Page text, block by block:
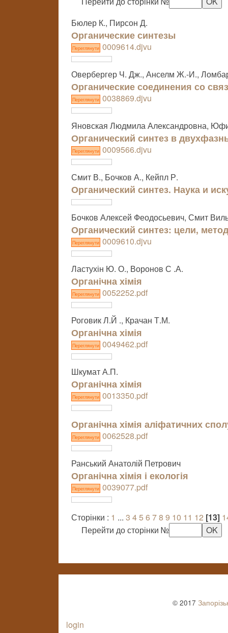
Бюлер К., Пирсон Д.
Органические синтезы
Переглянути 0009614.djvu
Овербергер Ч. Дж., Анселм Ж.-И.,
Органические соединения со
Переглянути 0038869.djvu
Яновская Людмила Александровна,
Органический синтез в
Переглянути 0009566.djvu
Смит В., Бочков А., Кейпл Р.
Органический синтез. Наука и
Бочков Алексей Феодосьевич, Смит
Органический синтез: цели,
Переглянути 0009610.djvu
Ластухін Ю. О., Воронов С .А.
Органічна хімія
Переглянути 0052252.pdf
Роговик Л.Й ., Крачан Т.М.
Органічна хімія
Переглянути 0049462.pdf
Шкумат А.П.
Органічна хімія
Переглянути 0013350.pdf
Органічна хімія аліфатичних
Переглянути 0062528.pdf
Ранський Анатолій Петрович
Органічна хімія і екологія
Переглянути 0039077.pdf
Сторінки : 1 ... 3 45 6 78 9 10 11 12 [13]
Перейти до сторінки №
© 2017
login